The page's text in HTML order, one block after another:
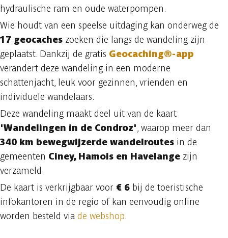
hydraulische ram en oude waterpompen.
Wie houdt van een speelse uitdaging kan onderweg de
17 geocaches zoeken die langs de wandeling zijn
geplaatst. Dankzij de gratis Geocaching®-app
verandert deze wandeling in een moderne
schattenjacht, leuk voor gezinnen, vrienden en
individuele wandelaars.
Deze wandeling maakt deel uit van de kaart
'Wandelingen in de Condroz' , waarop meer dan
340 km bewegwijzerde wandelroutes in de
gemeenten Ciney, Hamois en Havelange zijn
verzameld.
De kaart is verkrijgbaar voor € 6 bij de toeristische
infokantoren in de regio of kan eenvoudig online
worden besteld via de webshop.